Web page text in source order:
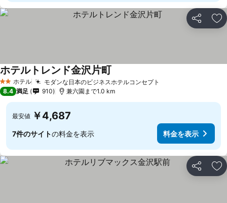
シェア お
2 ホテルのランク
ホテル モダンな日本のビジネスホテルコンセプト
ホテルトレンド金沢片町
8.4 満足 910 兼六園まで1.0 km
最安値 ￥4,687
7件のサイトの料金を表示 料金を表示
シェア お